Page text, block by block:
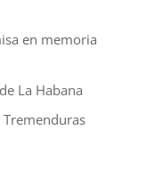
en memoria
La Habana
Tremenduras